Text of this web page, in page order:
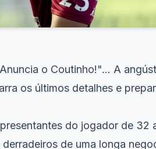
o Coutinho!"... A
os últimos detalhes e
do jogador de 32
de uma longa